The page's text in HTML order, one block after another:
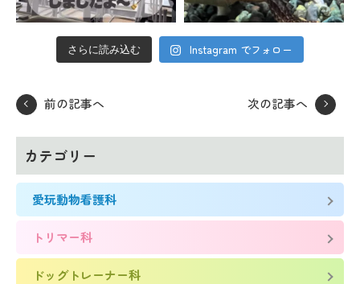
さらに読み込む Instagram でフォロー
前の記事へ 次の記事へ
カテゴリー
愛玩動物看護科
トリマー科
ドッグトレーナー科